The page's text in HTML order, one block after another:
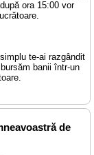
ora 15:00 vor
te-ai razgândit
banii într-un
de